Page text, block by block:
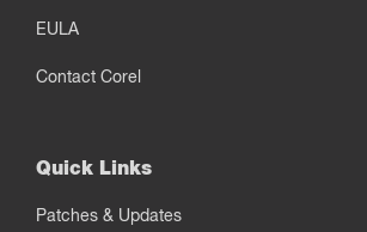
EULA
Contact Corel
Quick Links
Patches & Updates